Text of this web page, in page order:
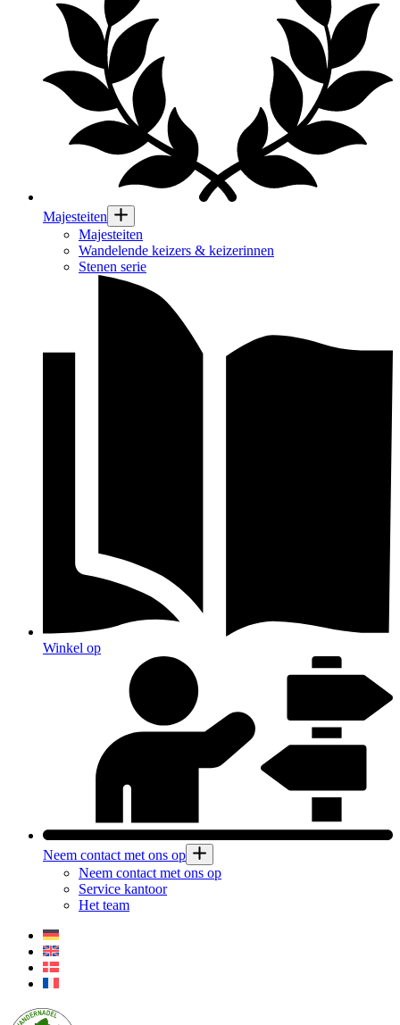
Majesteiten
Majesteiten
Wandelende keizers & keizerinnen
Stenen serie
Winkel op
Neem contact met ons op
Neem contact met ons op
Service kantoor
Het team